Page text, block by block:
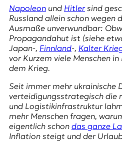
D
E
R
s
s
e
n
Napoleonund Hitlersind
Russland allein schon wegen
Ausmaße unverwundbar:
Propagandahut ist (siehe
Japan-, Finnland-, Kalter
vor Kurzem viele Menschen in
dem Krieg.
Seit immer mehr ukrainische
verteidigungsstrategisch die
und Logistikinfrastruktur
mehr Menschen fragen,
eigentlich schon das ganze
Inflation steigt und der